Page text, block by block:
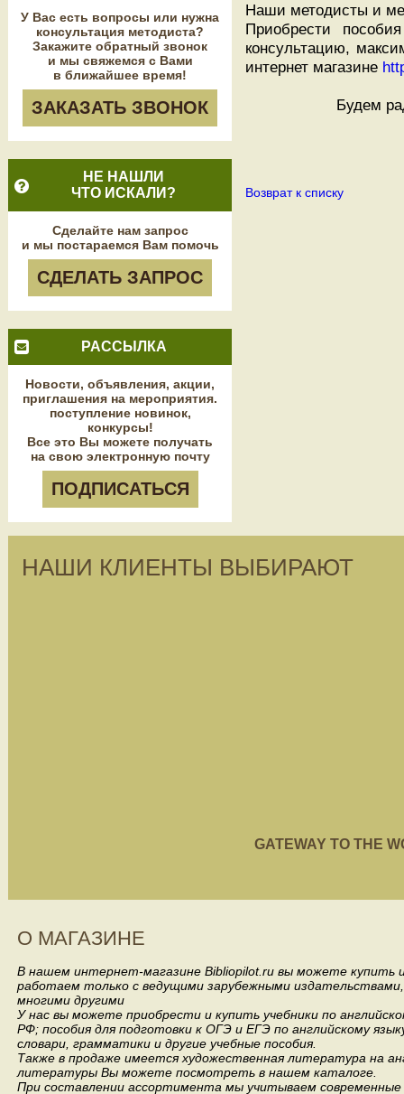
У Вас есть вопросы или нужна
консультация методиста?
Закажите обратный звонок
и мы свяжемся с Вами
в ближайшее время!
ЗАКАЗАТЬ ЗВОНОК
НЕ НАШЛИ
ЧТО ИСКАЛИ?
Сделайте нам запрос
и мы постараемся Вам помочь
СДЕЛАТЬ ЗАПРОС
РАССЫЛКА
Новости, объявления, акции,
приглашения на мероприятия.
поступление новинок,
конкурсы!
Все это Вы можете получать
на свою электронную почту
ПОДПИСАТЬСЯ
Наши методисты и
Приобрести
консультацию,
интернет магазине
Будем
Возврат к списку
НАШИ КЛИЕНТЫ ВЫБИРАЮТ
GATEWAY TO THE
О МАГАЗИНЕ
В нашем интернет-магазине Bibliopilot.ru вы можете купить
работаем только с ведущими зарубежными издательствами,
многими другими
У нас вы можете приобрести и купить учебники по
РФ; пособия для подготовки к ОГЭ и ЕГЭ по английскому
словари, грамматики и другие учебные пособия.
Также в продаже имеется художественная литература на
литературы Вы можете посмотреть в нашем каталоге.
При составлении ассортимента мы учитываем